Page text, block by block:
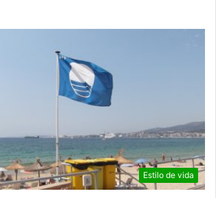
Estilo de vida